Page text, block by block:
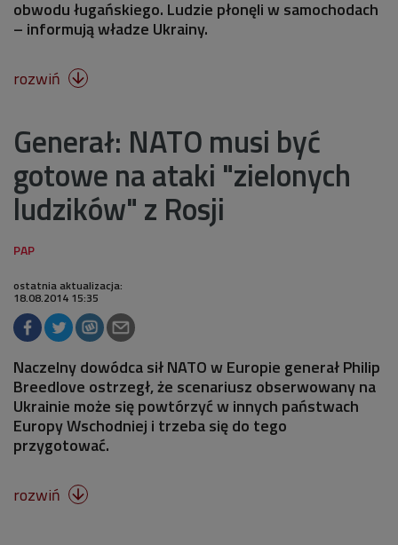
obwodu ługańskiego. Ludzie płonęli w samochodach
– informują władze Ukrainy.
rozwiń 
Generał: NATO musi być
gotowe na ataki "zielonych
ludzików" z Rosji
ostatnia aktualizacja:
18.08.2014 15:35
Naczelny dowódca sił NATO w Europie generał Philip
Breedlove ostrzegł, że scenariusz obserwowany na
Ukrainie może się powtórzyć w innych państwach
Europy Wschodniej i trzeba się do tego
przygotować.
rozwiń 